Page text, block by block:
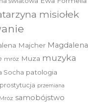
misiołek
Majcher Magdalena
mróz Muza muzyka
Socha patologia
prostytucja przemiana
samobójstwo